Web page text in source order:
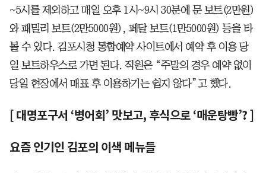
~5시를 제외하고 매일 오후 1시~9시 30분에 문 보트(2만원)
와 패밀리 보트(2만5000원), 페달 보트(1만5000원) 등을 타
볼 수 있다. 김포시청 통합예약 사이트에서 예약 후 이용 당
일 보트하우스로 가면 된다. 직원은 “주말의 경우 예약 없이
당일 현장에서 매표 후 이용하기는 쉽지 않다”고 했다.
[ 대명포구서 ‘병어회’ 맛보고, 후식으로 ‘매운탕빵’? ]
요즘 인기인 김포의 이색 메뉴들